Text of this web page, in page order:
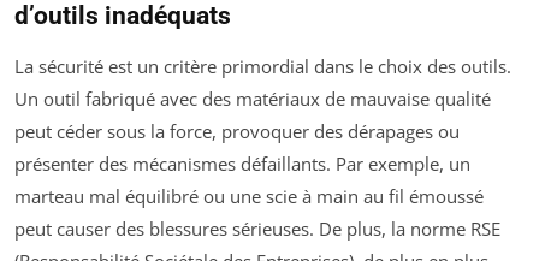
d’outils inadéquats
La sécurité est un critère primordial dans le choix des outils.
Un outil fabriqué avec des matériaux de mauvaise qualité
peut céder sous la force, provoquer des dérapages ou
présenter des mécanismes défaillants. Par exemple, un
marteau mal équilibré ou une scie à main au fil émoussé
peut causer des blessures sérieuses. De plus, la norme RSE